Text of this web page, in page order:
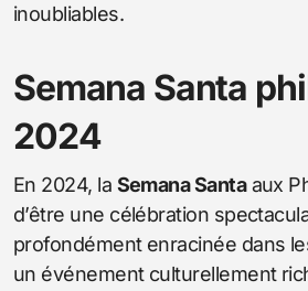
inoubliables.
Semana Santa
2024
En 2024, la Semana Santaaux
d’être une célébration
profondément enracinée dans
un événement culturellement